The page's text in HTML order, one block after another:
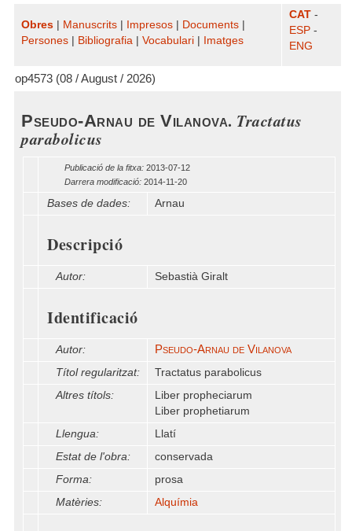
Obres Manuscrits Impresos Documents
Persones
Bibliografia Vocabulari Imatges
CAT -
ESP -
ENG
op4573 (08 / August / 2026)
Pseudo-Arnau de Vilanova. Tractatus
parabolicus
Publicació de la fitxa: 2013-07-12
Darrera modificació: 2014-11-20
Bases de dades: Arnau
Descripció
Autor: Sebastià Giralt
Identificació
Autor: Pseudo-Arnau de Vilanova
Títol regularitzat:
Tractatus parabolicus
Altres títols:
Liber propheciarum
Liber prophetiarum
Llengua:
Llatí
Estat de l'obra:
conservada
Forma:
prosa
Matèries:
Alquímia